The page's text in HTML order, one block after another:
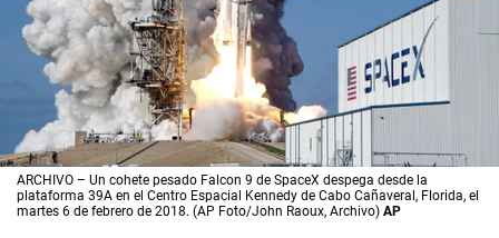
ARCHIVO – Un cohete pesado Falcon 9 de SpaceX despega desde la
plataforma 39A en el Centro Espacial Kennedy de Cabo Cañaveral, Florida, el
martes 6 de febrero de 2018. (AP Foto/John Raoux, Archivo) AP